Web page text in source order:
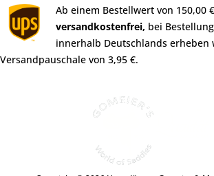
Ab einem Bestellwert von 150,00
versandkostenfrei, bei
innerhalb Deutschlands erheben
Versandpauschale von 3,95 €.